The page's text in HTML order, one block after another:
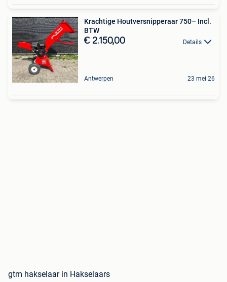
Krachtige Houtversnipperaar 750– Incl.
BTW
€ 2.150,00 Details
Antwerpen 23 mei 26
gtm hakselaar in Hakselaars